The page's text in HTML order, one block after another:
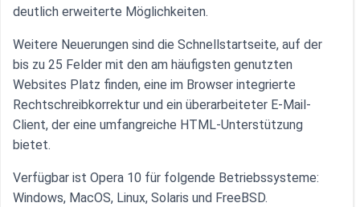
deutlich erweiterte Möglichkeiten.
Weitere Neuerungen sind die Schnellstartseite, auf der
bis zu 25 Felder mit den am häufigsten genutzten
Websites Platz finden, eine im Browser integrierte
Rechtschreibkorrektur und ein überarbeiteter E-Mail-
Client, der eine umfangreiche HTML-Unterstützung
bietet.
Verfügbar ist Opera 10 für folgende Betriebssysteme:
Windows, MacOS, Linux, Solaris und FreeBSD.